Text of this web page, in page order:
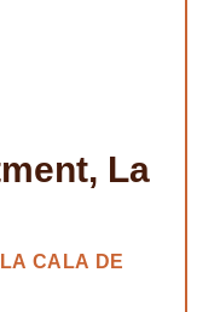
La
CALA DE